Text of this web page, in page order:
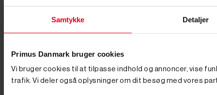
Samtykke Detaljer
Primus Danmark bruger cookies
Vi bruger cookies til at tilpasse indhold og annoncer, vise
trafik. Vi deler også oplysninger om dit besøg med vores
både grave- og læsseopgaver, hjælper vi dig gerne med
Med det rette tilbehør som skovle, pælebor og skovklo
forvandler du maskinen til et komplet anlægsværktøj –
fra smalle graveskovle og tilteskovle til hydraulisk
pælebor, der trænger gennem stiv lerjord på sekunder.